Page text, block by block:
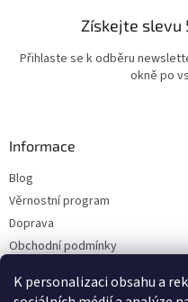
K personalizaci obsahu a
Získejte slevu
Přihlaste se k odběru
okně po
Informace
Blog
Věrnostní program
Doprava
Obchodní podmínky
Kontakty